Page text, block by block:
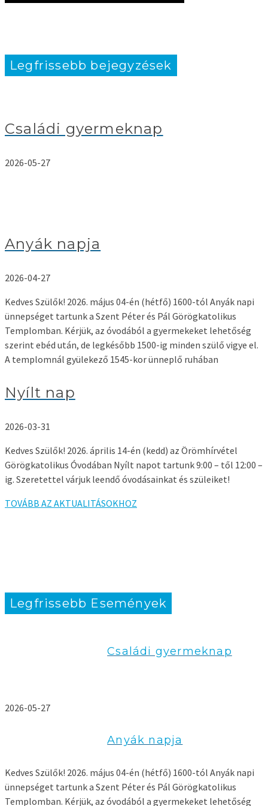
Legfrissebb bejegyzések
Családi gyermeknap
2026-05-27
Anyák napja
2026-04-27
Kedves Szülők! 2026. május 04-én (hétfő) 1600-tól Anyák napi
ünnepséget tartunk a Szent Péter és Pál Görögkatolikus
Templomban. Kérjük, az óvodából a gyermekeket lehetőség
szerint ebéd után, de legkésőbb 1500-ig minden szülő vigye el.
A templomnál gyülekező 1545-kor ünneplő ruhában
Nyílt nap
2026-03-31
Kedves Szülők! 2026. április 14-én (kedd) az Örömhírvétel
Görögkatolikus Óvodában Nyílt napot tartunk 9:00 – től 12:00 –
ig. Szeretettel várjuk leendő óvodásainkat és szüleiket!
TOVÁBB AZ AKTUALITÁSOKHOZ
Legfrissebb Események
Családi gyermeknap
2026-05-27
Anyák napja
Kedves Szülők! 2026. május 04-én (hétfő) 1600-tól Anyák napi
ünnepséget tartunk a Szent Péter és Pál Görögkatolikus
Templomban. Kérjük, az óvodából a gyermekeket lehetőség